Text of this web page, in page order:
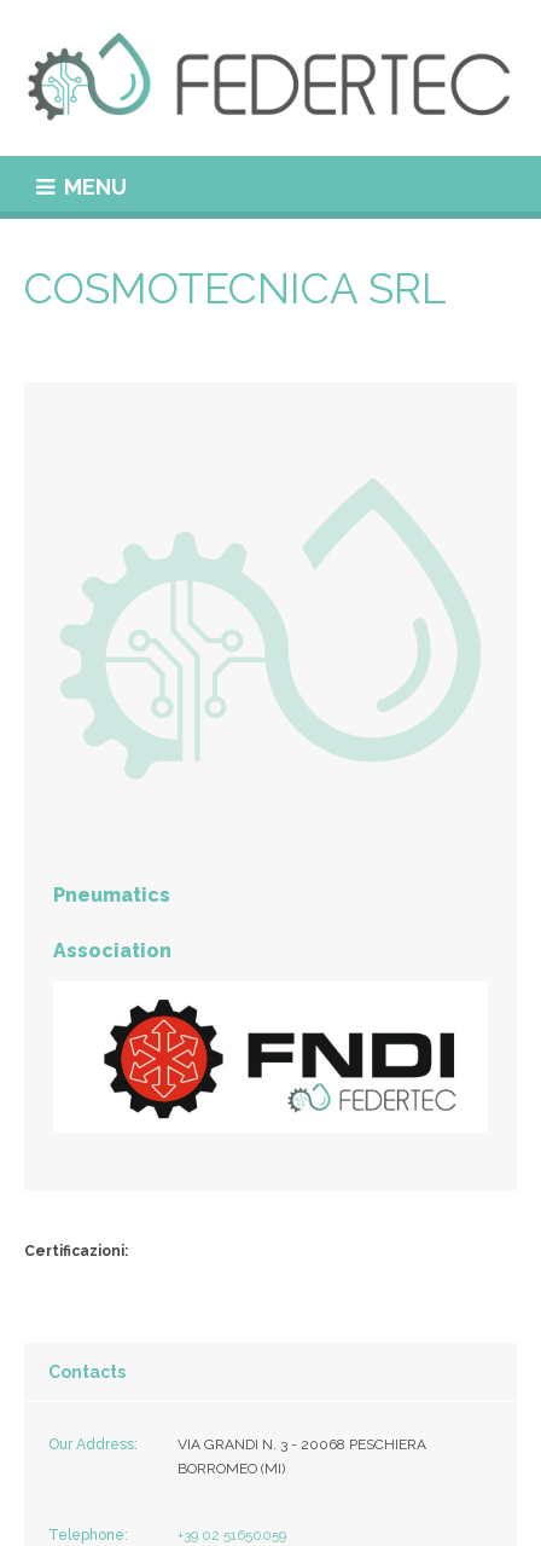
MENU
COSMOTECNICA SRL
Pneumatics
Association
Certificazioni:
Contacts
Our Address:
VIA GRANDI N. 3 - 20068 PESCHIERA
BORROMEO (MI)
Telephone: +39 02 51650059